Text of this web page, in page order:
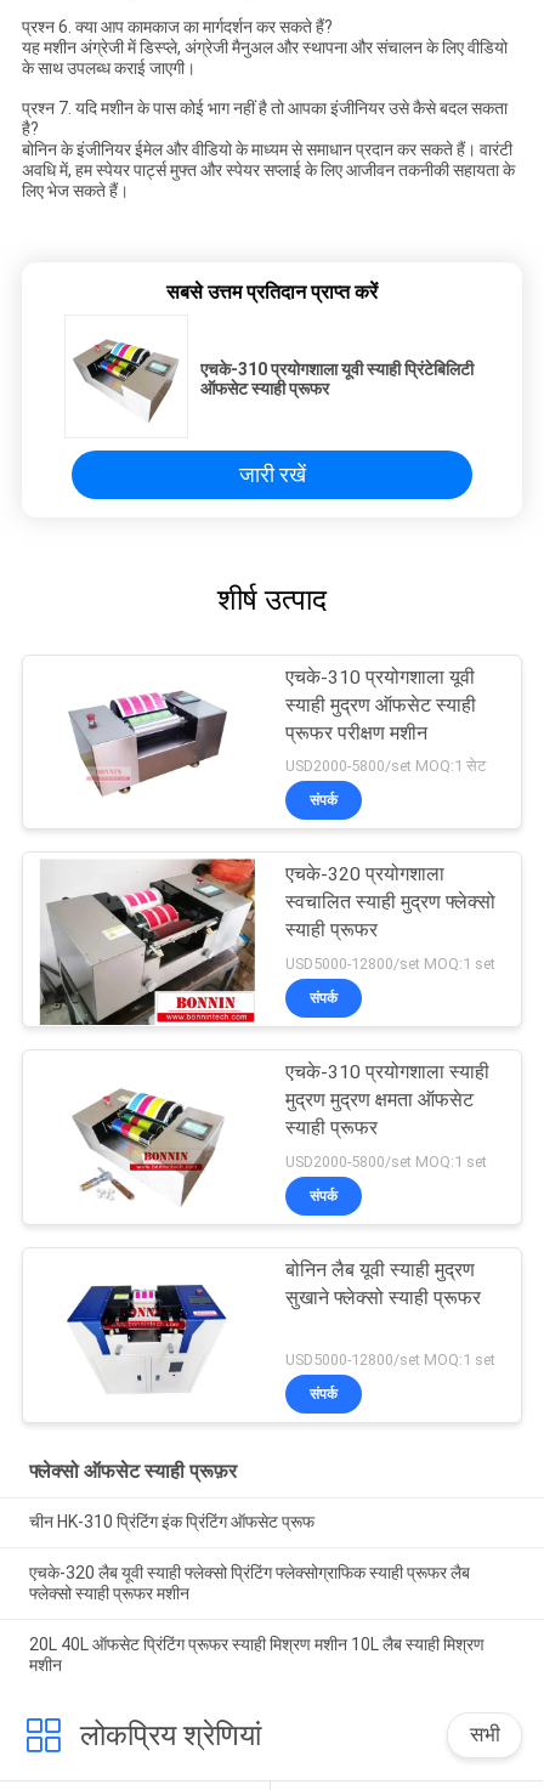
प्रश्न 6. क्या आप कामकाज का मार्गदर्शन कर सकते हैं?
यह मशीन अंग्रेजी में डिस्प्ले, अंग्रेजी मैनुअल और स्थापना और संचालन के लिए वीडियो
के साथ उपलब्ध कराई जाएगी।
प्रश्न 7. यदि मशीन के पास कोई भाग नहीं है तो आपका इंजीनियर उसे कैसे बदल सकता
है?
बोनिन के इंजीनियर ईमेल और वीडियो के माध्यम से समाधान प्रदान कर सकते हैं। वारंटी
अवधि में, हम स्पेयर पार्ट्स मुफ्त और स्पेयर सप्लाई के लिए आजीवन तकनीकी सहायता के
लिए भेज सकते हैं।
सबसे उत्तम प्रतिदान प्राप्त करें
एचके-310 प्रयोगशाला यूवी स्याही प्रिंटेबिलिटी
ऑफसेट स्याही प्रूफर
जारी रखें
शीर्ष उत्पाद
एचके-310 प्रयोगशाला यूवी
स्याही मुद्रण ऑफसेट स्याही
प्रूफर परीक्षण मशीन
USD2000-5800/set MOQ:1 सेट
संपर्क
एचके-320 प्रयोगशाला
स्वचालित स्याही मुद्रण फ्लेक्सो
स्याही प्रूफर
USD5000-12800/set MOQ:1 set
संपर्क
एचके-310 प्रयोगशाला स्याही
मुद्रण मुद्रण क्षमता ऑफसेट
स्याही प्रूफर
USD2000-5800/set MOQ:1 set
संपर्क
बोनिन लैब यूवी स्याही मुद्रण
सुखाने फ्लेक्सो स्याही प्रूफर
USD5000-12800/set MOQ:1 set
संपर्क
फ्लेक्सो ऑफसेट स्याही प्रूफ़र
चीन HK-310 प्रिंटिंग इंक प्रिंटिंग ऑफसेट प्रूफ
एचके-320 लैब यूवी स्याही फ्लेक्सो प्रिंटिंग फ्लेक्सोग्राफिक स्याही प्रूफर लैब
फ्लेक्सो स्याही प्रूफर मशीन
20L 40L ऑफसेट प्रिंटिंग प्रूफर स्याही मिश्रण मशीन 10L लैब स्याही मिश्रण
मशीन
लोकप्रिय श्रेणियां सभी